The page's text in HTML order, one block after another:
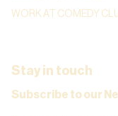
WORK AT COMEDY
Stay in touch
Subscribe to our